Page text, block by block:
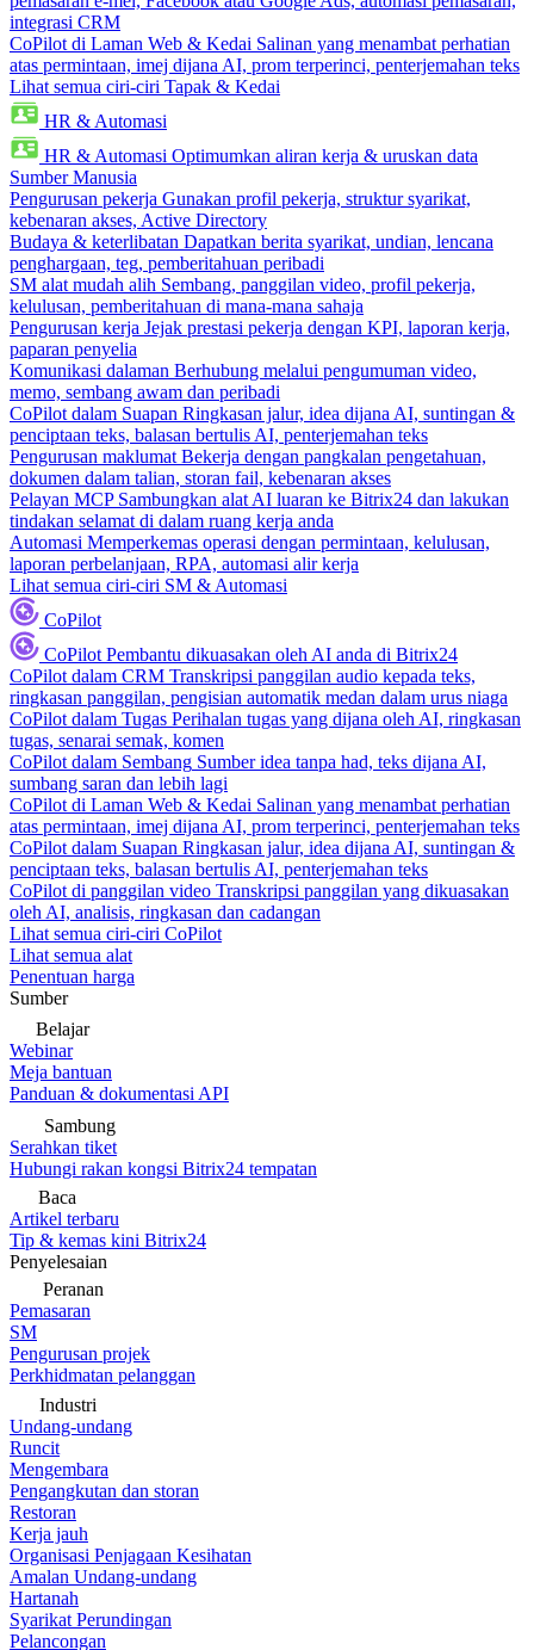
integrasi CRM
CoPilot di Laman Web & Kedai Salinan yang menambat perhatian
atas permintaan, imej dijana AI, prom terperinci, penterjemahan teks
Lihat semua ciri-ciri Tapak & Kedai
HR & Automasi
HR & Automasi Optimumkan aliran kerja & uruskan data
Sumber Manusia
Pengurusan pekerja Gunakan profil pekerja, struktur syarikat,
kebenaran akses, Active Directory
Budaya & keterlibatan Dapatkan berita syarikat, undian, lencana
penghargaan, teg, pemberitahuan peribadi
SM alat mudah alih Sembang, panggilan video, profil pekerja,
kelulusan, pemberitahuan di mana-mana sahaja
Pengurusan kerja Jejak prestasi pekerja dengan KPI, laporan kerja,
paparan penyelia
Komunikasi dalaman Berhubung melalui pengumuman video,
memo, sembang awam dan peribadi
CoPilot dalam Suapan Ringkasan jalur, idea dijana AI, suntingan &
penciptaan teks, balasan bertulis AI, penterjemahan teks
Pengurusan maklumat Bekerja dengan pangkalan pengetahuan,
dokumen dalam talian, storan fail, kebenaran akses
Pelayan MCP Sambungkan alat AI luaran ke Bitrix24 dan lakukan
tindakan selamat di dalam ruang kerja anda
Automasi Memperkemas operasi dengan permintaan, kelulusan,
laporan perbelanjaan, RPA, automasi alir kerja
Lihat semua ciri-ciri SM & Automasi
CoPilot
CoPilot Pembantu dikuasakan oleh AI anda di Bitrix24
CoPilot dalam CRM Transkripsi panggilan audio kepada teks,
ringkasan panggilan, pengisian automatik medan dalam urus niaga
CoPilot dalam Tugas Perihalan tugas yang dijana oleh AI, ringkasan
tugas, senarai semak, komen
CoPilot dalam Sembang Sumber idea tanpa had, teks dijana AI,
sumbang saran dan lebih lagi
CoPilot di Laman Web & Kedai Salinan yang menambat perhatian
atas permintaan, imej dijana AI, prom terperinci, penterjemahan teks
CoPilot dalam Suapan Ringkasan jalur, idea dijana AI, suntingan &
penciptaan teks, balasan bertulis AI, penterjemahan teks
CoPilot di panggilan video Transkripsi panggilan yang dikuasakan
oleh AI, analisis, ringkasan dan cadangan
Lihat semua ciri-ciri CoPilot
Lihat semua alat
Penentuan harga
Sumber
Belajar
Webinar
Meja bantuan
Panduan & dokumentasi API
Sambung
Serahkan tiket
Hubungi rakan kongsi Bitrix24 tempatan
Baca
Artikel terbaru
Tip & kemas kini Bitrix24
Penyelesaian
Peranan
Pemasaran
SM
Pengurusan projek
Perkhidmatan pelanggan
Industri
Undang-undang
Runcit
Mengembara
Pengangkutan dan storan
Restoran
Kerja jauh
Organisasi Penjagaan Kesihatan
Amalan Undang-undang
Hartanah
Syarikat Perundingan
Pelancongan